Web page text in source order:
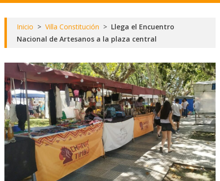
Inicio > Villa Constitución > Llega el Encuentro
Nacional de Artesanos a la plaza central